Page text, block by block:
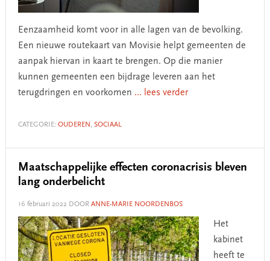
Eenzaamheid komt voor in alle lagen van de bevolking.
Een nieuwe routekaart van Movisie helpt gemeenten de
aanpak hiervan in kaart te brengen. Op die manier
kunnen gemeenten een bijdrage leveren aan het
terugdringen en voorkomen ... lees verder
CATEGORIE: OUDEREN , SOCIAAL
Maatschappelijke effecten coronacrisis bleven
lang onderbelicht
16 februari 2022DOOR ANNE-MARIE NOORDENBOS
Het
kabinet
heeft te